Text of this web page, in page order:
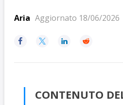
Aria Aggiornato 18/06/2026
   
CONTENUTO